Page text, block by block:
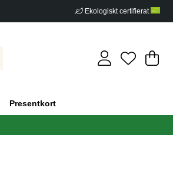
Ekologiskt certifierat
.
Presentkort